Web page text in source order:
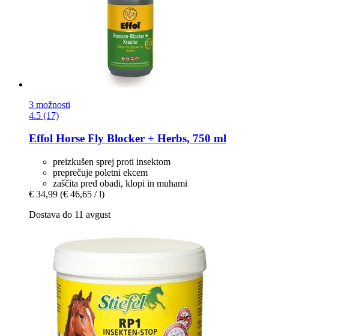
3 možnosti
4.5 (17)
Effol Horse Fly Blocker + Herbs, 750 ml
preizkušen sprej proti insektom
preprečuje poletni ekcem
zaščita pred obadi, klopi in muhami
€ 34,99 (€ 46,65 / l)
Dostava do 11 avgust